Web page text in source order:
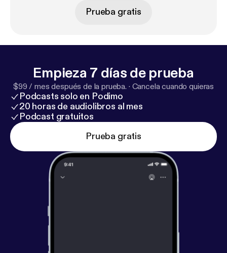
Prueba gratis
Empieza 7 días de prueba
$99 / mes después de la prueba. · Cancela cuando quieras
Podcasts solo en Podimo
20 horas de audiolibros al mes
Podcast gratuitos
Prueba gratis